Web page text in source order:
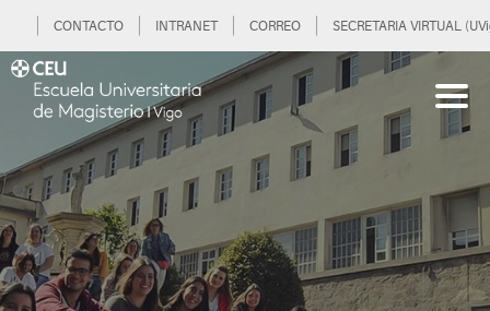
CONTACTO INTRANET CORREO SECRETARIA VIRTUAL